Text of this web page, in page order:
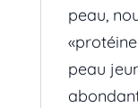
peau,
peau